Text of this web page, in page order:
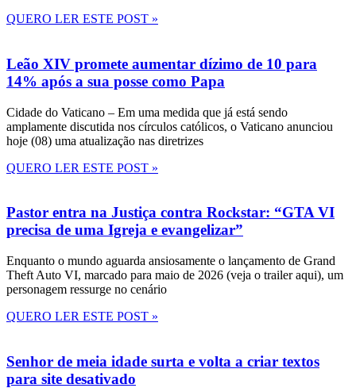
QUERO LER ESTE POST »
Leão XIV promete aumentar dízimo de 10 para
14% após a sua posse como Papa
Cidade do Vaticano – Em uma medida que já está sendo
amplamente discutida nos círculos católicos, o Vaticano anunciou
hoje (08) uma atualização nas diretrizes
QUERO LER ESTE POST »
Pastor entra na Justiça contra Rockstar: “GTA VI
precisa de uma Igreja e evangelizar”
Enquanto o mundo aguarda ansiosamente o lançamento de Grand
Theft Auto VI, marcado para maio de 2026 (veja o trailer aqui), um
personagem ressurge no cenário
QUERO LER ESTE POST »
Senhor de meia idade surta e volta a criar textos
para site desativado